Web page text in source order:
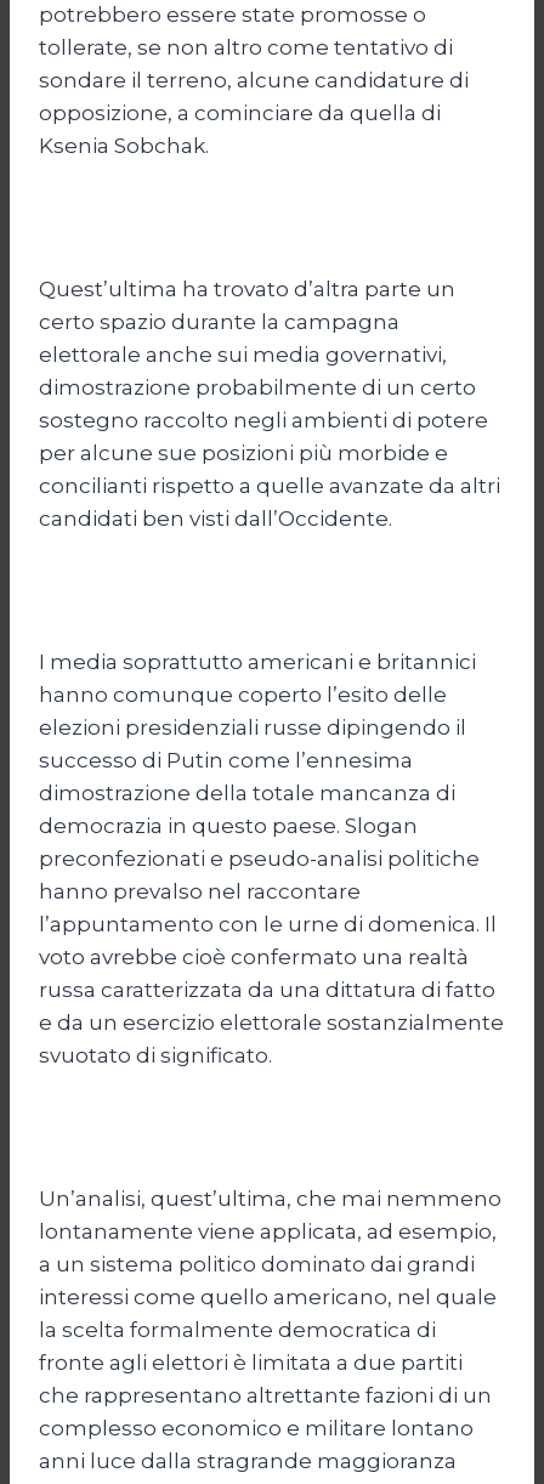
potrebbero essere state promosse o
tollerate, se non altro come tentativo di
sondare il terreno, alcune candidature di
opposizione, a cominciare da quella di
Ksenia Sobchak.
Quest’ultima ha trovato d’altra parte un
certo spazio durante la campagna
elettorale anche sui media governativi,
dimostrazione probabilmente di un certo
sostegno raccolto negli ambienti di potere
per alcune sue posizioni più morbide e
concilianti rispetto a quelle avanzate da altri
candidati ben visti dall’Occidente.
I media soprattutto americani e britannici
hanno comunque coperto l’esito delle
elezioni presidenziali russe dipingendo il
successo di Putin come l’ennesima
dimostrazione della totale mancanza di
democrazia in questo paese. Slogan
preconfezionati e pseudo-analisi politiche
hanno prevalso nel raccontare
l’appuntamento con le urne di domenica. Il
voto avrebbe cioè confermato una realtà
russa caratterizzata da una dittatura di fatto
e da un esercizio elettorale sostanzialmente
svuotato di significato.
Un’analisi, quest’ultima, che mai nemmeno
lontanamente viene applicata, ad esempio,
a un sistema politico dominato dai grandi
interessi come quello americano, nel quale
la scelta formalmente democratica di
fronte agli elettori è limitata a due partiti
che rappresentano altrettante fazioni di un
complesso economico e militare lontano
anni luce dalla stragrande maggioranza